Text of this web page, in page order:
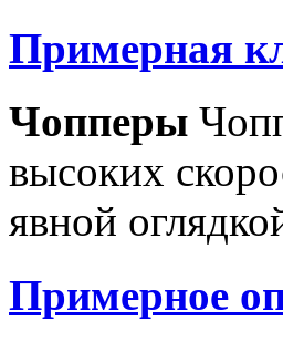
Примерная
Чопперы
высоких
явной
Примерное